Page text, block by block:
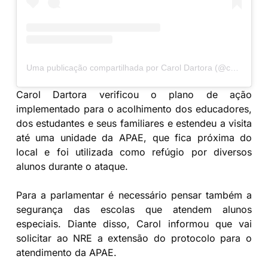
Uma publicação compartilhada por Carol Dartora (@caroldartora13)
Carol Dartora verificou o plano de ação
implementado para o acolhimento dos educadores,
dos estudantes e seus familiares e estendeu a visita
até uma unidade da APAE, que fica próxima do
local e foi utilizada como refúgio por diversos
alunos durante o ataque.
Para a parlamentar é necessário pensar também a
segurança das escolas que atendem alunos
especiais. Diante disso, Carol informou que vai
solicitar ao NRE a extensão do protocolo para o
atendimento da APAE.